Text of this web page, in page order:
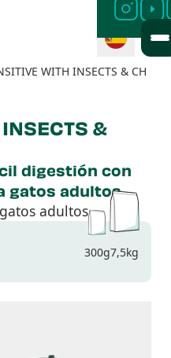
WITH INSECTS &
&
digestión con
gatos adultos
adultos.
300g7,5kg